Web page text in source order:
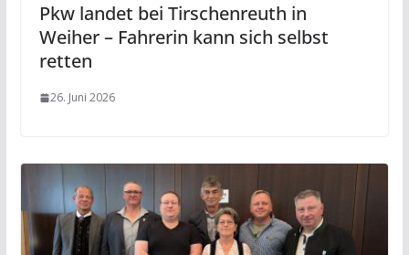
Pkw landet bei Tirschenreuth in
Weiher – Fahrerin kann sich selbst
retten
26. Juni 2026